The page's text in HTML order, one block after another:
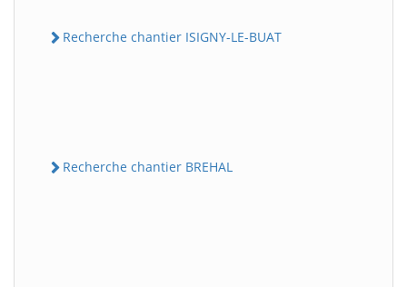
Recherche chantier ISIGNY-LE-BUAT
Recherche chantier BREHAL